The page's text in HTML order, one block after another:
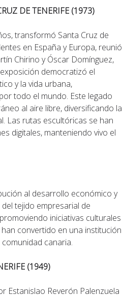
DE TENERIFE (1973)
transformó Santa Cruz de
en España y Europa, reunió
Chirino y Óscar Domínguez,
democratizó el
y la vida urbana,
todo el mundo. Este legado
al aire libre, diversificando la
Las rutas escultóricas se han
digitales, manteniendo vivo el
al desarrollo económico y
tejido empresarial de
iniciativas culturales
convertido en una institución
canaria.
(1949)
Estanislao Reverón Palenzuela